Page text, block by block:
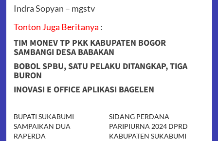
Indra Sopyan – mgstv
Tonton Juga Beritanya :
TIM MONEV TP PKK KABUPATEN BOGOR
SAMBANGI DESA BABAKAN
BOBOL SPBU, SATU PELAKU DITANGKAP, TIGA
BURON
INOVASI E OFFICE APLIKASI BAGELEN
BUPATI SUKABUMI
SAMPAIKAN DUA
RAPERDA
SIDANG PERDANA
PARIPIURNA 2024 DPRD
KABUPATEN SUKABUMI